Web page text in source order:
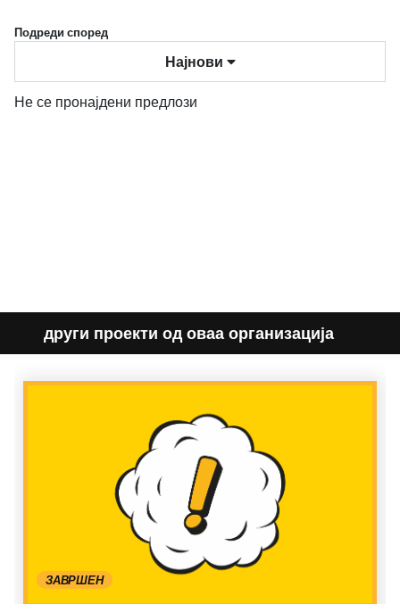
Подреди според
Најнови
Не се пронајдени предлози
други проекти од оваа организација
ЗАВРШЕН